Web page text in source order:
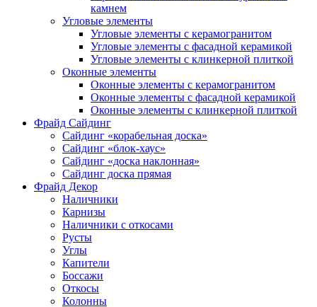
камнем
Угловые элементы
Угловые элементы с керамогранитом
Угловые элементы с фасадной керамикой
Угловые элементы с клинкерной плиткой
Оконные элементы
Оконные элементы с керамогранитом
Оконные элементы с фасадной керамикой
Оконные элементы с клинкерной плиткой
Фрайд Сайдинг
Сайдинг «корабельная доска»
Сайдинг «блок-хаус»
Сайдинг «доска наклонная»
Сайдинг доска прямая
Фрайд Декор
Наличники
Карнизы
Наличники с откосами
Русты
Углы
Капители
Боссажи
Откосы
Колонны